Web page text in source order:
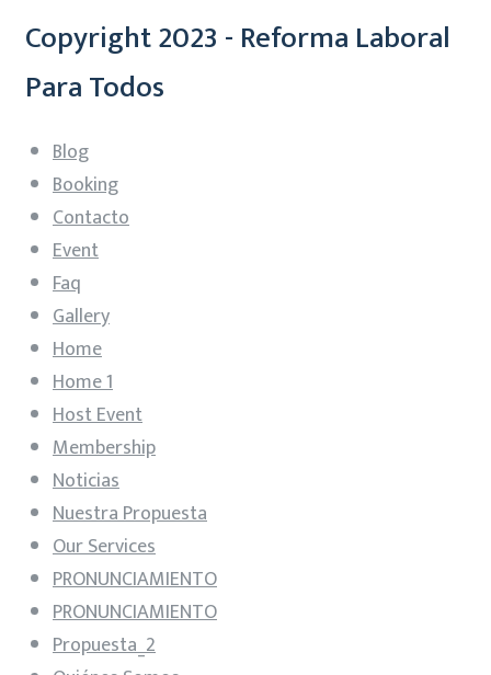
Copyright 2023 - Reforma Laboral
Para Todos
Blog
Booking
Contacto
Event
Faq
Gallery
Home
Home 1
Host Event
Membership
Noticias
Nuestra Propuesta
Our Services
PRONUNCIAMIENTO
PRONUNCIAMIENTO
Propuesta_2